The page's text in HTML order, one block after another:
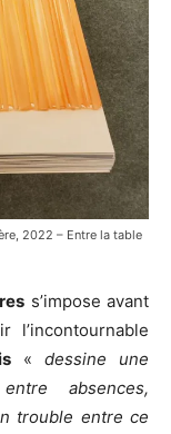
2022 – Entre la table
s’impose avant
« dessine une
absences,
trouble entre ce